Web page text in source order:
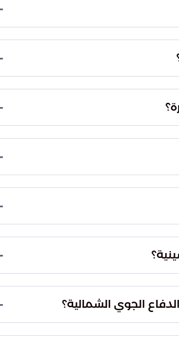
قادرة على مواجهة التهديدات
واستقرار الممرات الملاحية
بما يتواكب مع التطورات
التايوانية في حالة تأهب
التقليدية للاشتباك وتقليص
الاستراتيجي ومراقبة
الجوي الشمالية؟